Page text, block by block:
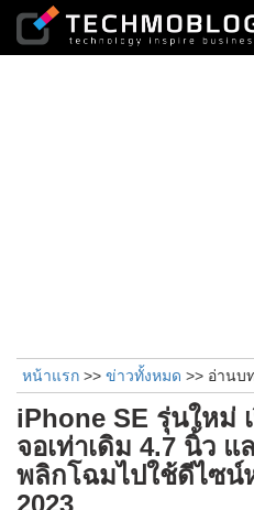
หน้าแรก >> ข่าวทั้งหมด >> อ่านบ
iPhone SE รุ่นใหม่
จอเท่าเดิม 4.7 นิ้ว แ
พลิกโฉมไปใช้ดีไซน์
2023